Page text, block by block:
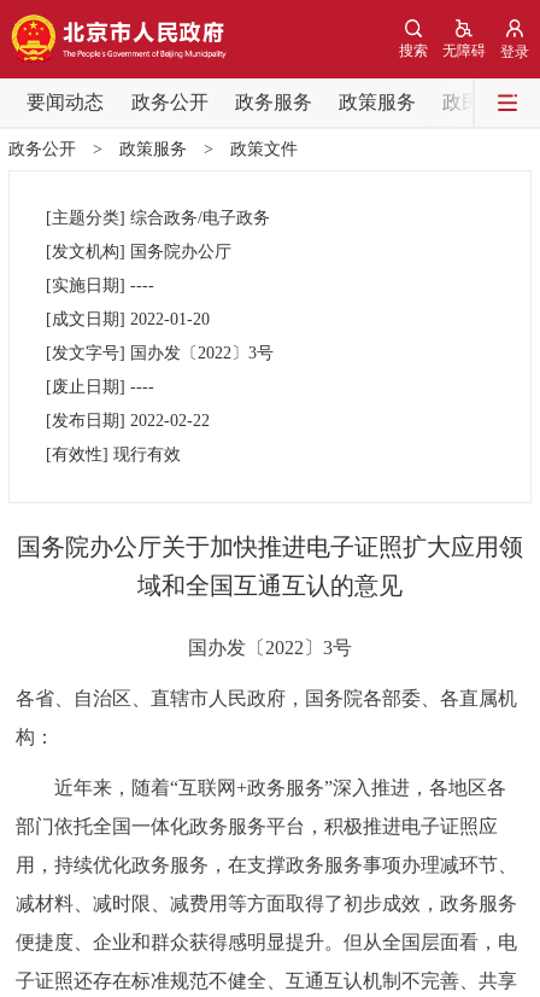
登录
无障碍
搜索
要闻动态 政务公开 政务服务 政策服务 政民互动
要闻动态
党中央精神 国务院信息
北京要闻 会议信息
政务公开
市领导
政策兑现 政策解读 回应关切
专题公开
个人服务 法人服务 部门服务
中介服务 阳光政务
政民互动
政务公开> 政策服务 > 政策文件
[主题分类] 综合政务/电子政务
[发文机构] 国务院办公厅
[实施日期] ----
[成文日期] 2022-01-20
[发文字号] 国办发〔2022〕 3号
[废止日期] ----
[发布日期] 2022-02-22
[有效性] 现行有效
国务院办公厅关于加快推进电子证照扩大应用领
域和全国互通互认的意见
国办发〔2022〕3号
各省、自治区、直辖市人民政府，国务院各部委、各直属机
构：
近年来，随着“互联网+政务服务”深入推进，各地区各
部门依托全国一体化政务服务平台，积极推进电子证照应
用，持续优化政务服务，在支撑政务服务事项办理减环节、
减材料、减时限、减费用等方面取得了初步成效，政务服务
便捷度、企业和群众获得感明显提升。但从全国层面看，电
子证照还存在标准规范不健全、互通互认机制不完善、共享